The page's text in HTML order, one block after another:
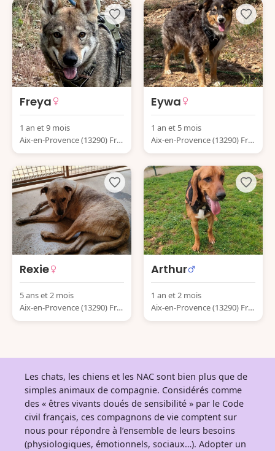
Freya
1 an et 9 mois
Aix-en-Provence (13290) Fra
nce
Eywa
1 an et 5 mois
Aix-en-Provence (13290) Fra
nce
Rexie
5 ans et 2 mois
Aix-en-Provence (13290) Fra
nce
Arthur
1 an et 2 mois
Aix-en-Provence (13290) Fra
nce
Les chats, les chiens et les NAC sont bien plus que de
simples animaux de compagnie. Considérés comme
des « êtres vivants doués de sensibilité » par le Code
civil français, ces compagnons de vie comptent sur
nous pour répondre à l’ensemble de leurs besoins
(physiologiques, émotionnels, sociaux…). Adopter un